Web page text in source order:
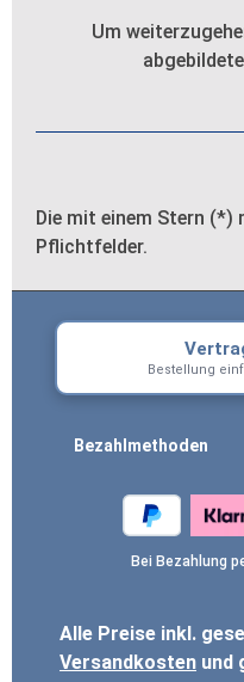
Um
Die mit einem Stern (*)
Pflichtfelder.
Bestellung
Bezahlmethoden
Bei Bezahlung
Alle Preise inkl.
Versandkosten und